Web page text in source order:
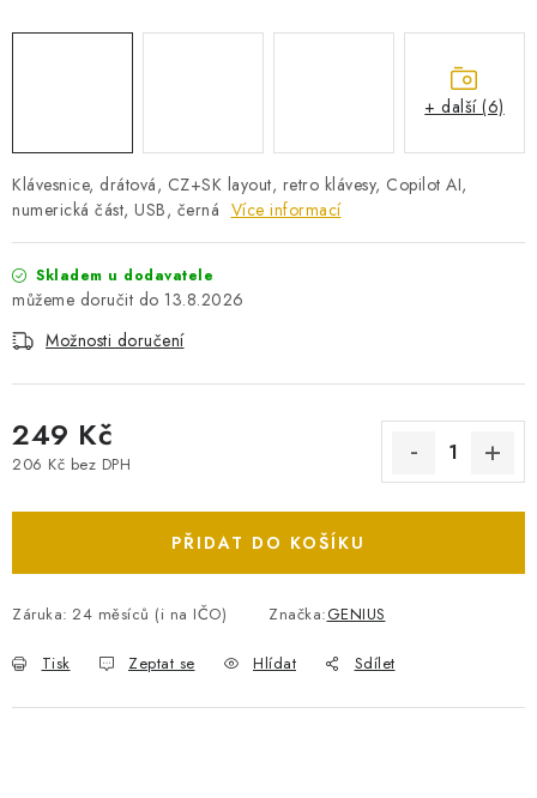
Klávesnice, drátová, CZ+SK layout, retro klávesy, Copilot AI,
numerická část, USB, černá Více informací
Skladem u dodavatele
13.8.2026
Možnosti doručení
249 Kč
206 Kč bez DPH
PŘIDAT DO KOŠÍKU
Záruka: 24 měsíců (i na IČO) Značka:GENIUS
Tisk Zeptat se Hlídat Sdílet
+ další (6)